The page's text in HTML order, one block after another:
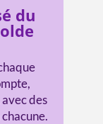
du
des